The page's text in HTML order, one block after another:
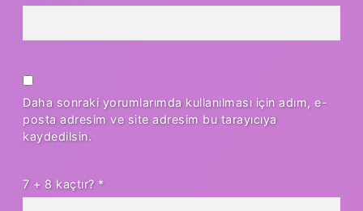
Daha sonraki yorumlarımda kullanılması için adım, e-
posta adresim ve site adresim bu tarayıcıya
kaydedilsin.
7 + 8 kaçtır? *